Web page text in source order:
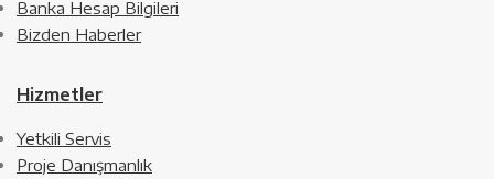
Banka Hesap Bilgileri
Bizden Haberler
Hizmetler
Yetkili Servis
Proje Danışmanlık